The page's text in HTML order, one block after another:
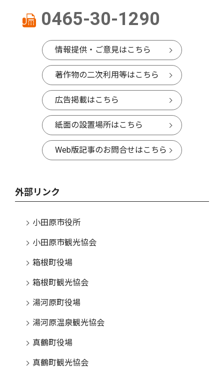
0465-30-1290
情報提供・ご意見はこちら
著作物の二次利用等はこちら
広告掲載はこちら
紙面の設置場所はこちら
Web版記事のお問合せはこちら
外部リンク
小田原市役所
小田原市観光協会
箱根町役場
箱根町観光協会
湯河原町役場
湯河原温泉観光協会
真鶴町役場
真鶴町観光協会